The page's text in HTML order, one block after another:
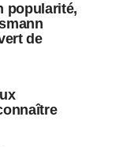
popularité,
de